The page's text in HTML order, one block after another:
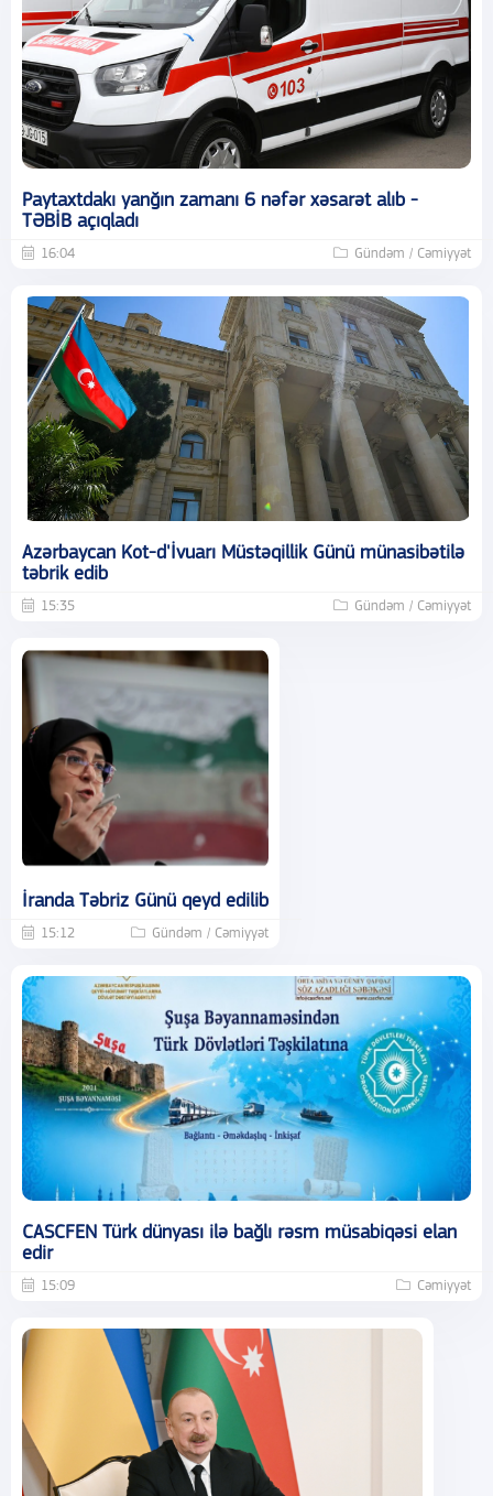
Paytaxtdakı yanğın zamanı 6 nəfər xəsarət alıb -
TƏBİB açıqladı
16:04 Gündəm / Cəmiyyət
Azərbaycan Kot-d'İvuarı Müstəqillik Günü münasibətilə
təbrik edib
15:35 Gündəm / Cəmiyyət
İranda Təbriz Günü qeyd edilib
15:12 Gündəm / Cəmiyyət
CASCFEN Türk dünyası ilə bağlı rəsm müsabiqəsi elan
edir
15:09 Cəmiyyət